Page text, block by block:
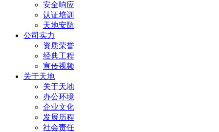
安全响应
认证培训
天地安防
公司实力
资质荣誉
经典工程
宣传视频
关于天地
关于天地
办公环境
企业文化
发展历程
社会责任